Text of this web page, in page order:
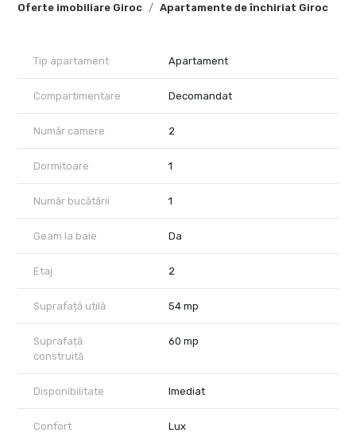
Oferte imobiliare Giroc Apartamente de închiriat Giroc
Tip apartament Apartament
Compartimentare Decomandat
Număr camere 2
Dormitoare 1
Număr bucătării 1
Geam la baie Da
Etaj 2
Suprafață utilă 54 mp
Suprafață
construită
60 mp
Disponibilitate Imediat
Confort Lux